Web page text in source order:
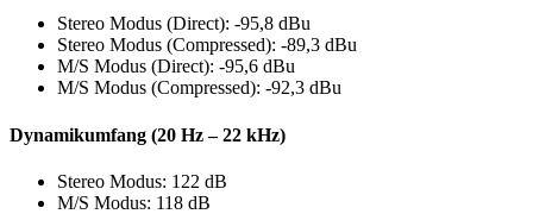
Stereo Modus (Direct): -95,8 dBu
Stereo Modus (Compressed): -89,3 dBu
M/S Modus (Direct): -95,6 dBu
M/S Modus (Compressed): -92,3 dBu
Dynamikumfang (20 Hz – 22 kHz)
Stereo Modus: 122 dB
M/S Modus: 118 dB